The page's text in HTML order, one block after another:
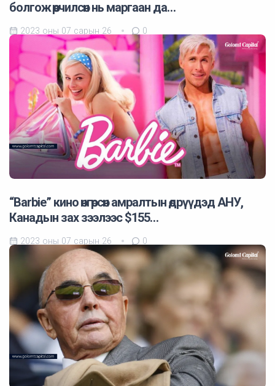
болгож өөрчилсөн нь маргаан да…
2023 оны 07 сарын 26 0
“Barbie” кино өнгөрсөн амралтын өдрүүдэд АНУ,
Канадын зах зээлээс $155…
2023 оны 07 сарын 26 0